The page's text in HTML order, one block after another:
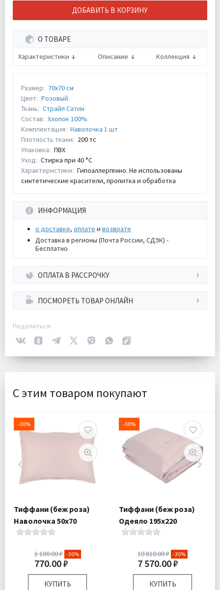
ДОБАВИТЬ В КОРЗИНУ
О ТОВАРЕ
Характеристики Описание Коллекция
Размер: 70х70 см
Цвет: Розовый
Ткань: Страйп Сатин
Состав: Хлопок 100%
Комплектация: Наволочка 1 шт
Плотность ткани: 200 тс
Упаковка: ПВХ
Уход: Стирка при 40 °С
Характеристики: Гипоаллергенно. Не использованы
синтетические красители, пропитка и обработка
ИНФОРМАЦИЯ
о доставке, оплате и возврате
Доставка в регионы (Почта России, СДЭК) -
Бесплатно
ОПЛАТА В РАССРОЧКУ
ПОСМОРЕТЬ ТОВАР ОНЛАЙН
Поделиться:
С этим товаром покупают
-30%
Тиффани (беж роза)
Наволочка 50х70
1 100.00 ₽ -30%
770.00 ₽
КУПИТЬ
-30%
Тиффани (беж роза)
Одеяло 195х220
10 810.00 ₽ -30%
7 570.00 ₽
КУПИТЬ